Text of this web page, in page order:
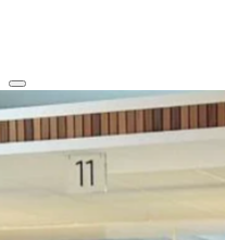
clear arrow_back_ios_new